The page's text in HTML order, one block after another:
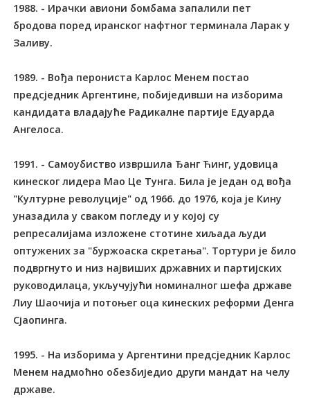
1988. - Ирачки авиони бомбама запалили пет
бродова поред иранског нафтног терминала Ларак у
Заливу.
1989. - Вођа перониста Карлос Менем постао
предсједник Аргентине, побиједивши на изборима
кандидата владајуће Радикалне партије Едуарда
Ангелоса.
1991. - Самоубиство извршила Ђанг Ћинг, удовица
кинеског лидера Мао Це Тунга. Била је један од вођа
"Културне револуције" од 1966. до 1976, која је Кину
уназадила у сваком погледу и у којој су
репресалијама изложене стотине хиљада људи
оптужених за "буржоаска скретања". Тортури је било
подвргнуто и низ највиших државних и партијских
руководилаца, укључујући номиналног шефа државе
Лиу Шаочија и потоњег оца кинеских реформи Денга
Сјаопинга.
1995. - На изборима у Аргентини предсједник Карлос
Менем надмоћно обезбиједио други мандат на челу
државе.